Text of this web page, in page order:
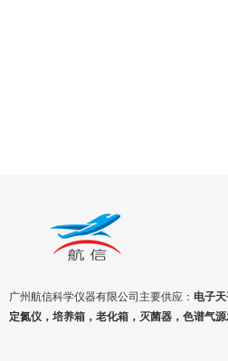
广州航信科学仪器有限公司主要供应： 电子
定氮仪，培养箱，老化箱，灭菌器，色谱气